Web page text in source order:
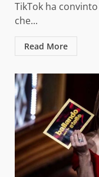
TikTok ha
che...
Read More